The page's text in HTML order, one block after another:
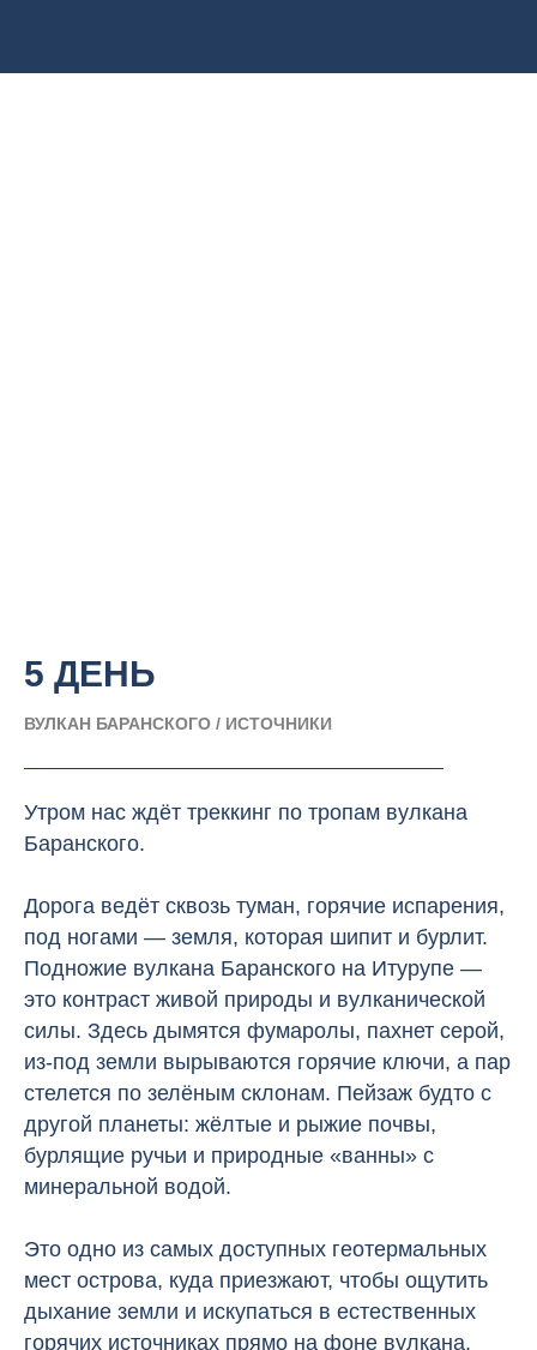
5 ДЕНЬ
ВУЛКАН БАРАНСКОГО / ИСТОЧНИКИ
Утром нас ждёт треккинг по тропам вулкана
Баранского.
Дорога ведёт сквозь туман, горячие испарения,
под ногами — земля, которая шипит и бурлит.
Подножие вулкана Баранского на Итурупе —
это контраст живой природы и вулканической
силы. Здесь дымятся фумаролы, пахнет серой,
из-под земли вырываются горячие ключи, а пар
стелется по зелёным склонам. Пейзаж будто с
другой планеты: жёлтые и рыжие почвы,
бурлящие ручьи и природные «ванны» с
минеральной водой.
Это одно из самых доступных геотермальных
мест острова, куда приезжают, чтобы ощутить
дыхание земли и искупаться в естественных
горячих источниках прямо на фоне вулкана.